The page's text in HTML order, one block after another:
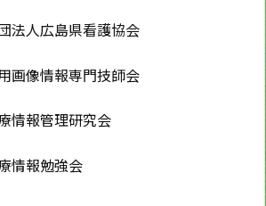
広島県看護協会
情報専門技師会
管理研究会
勉強会